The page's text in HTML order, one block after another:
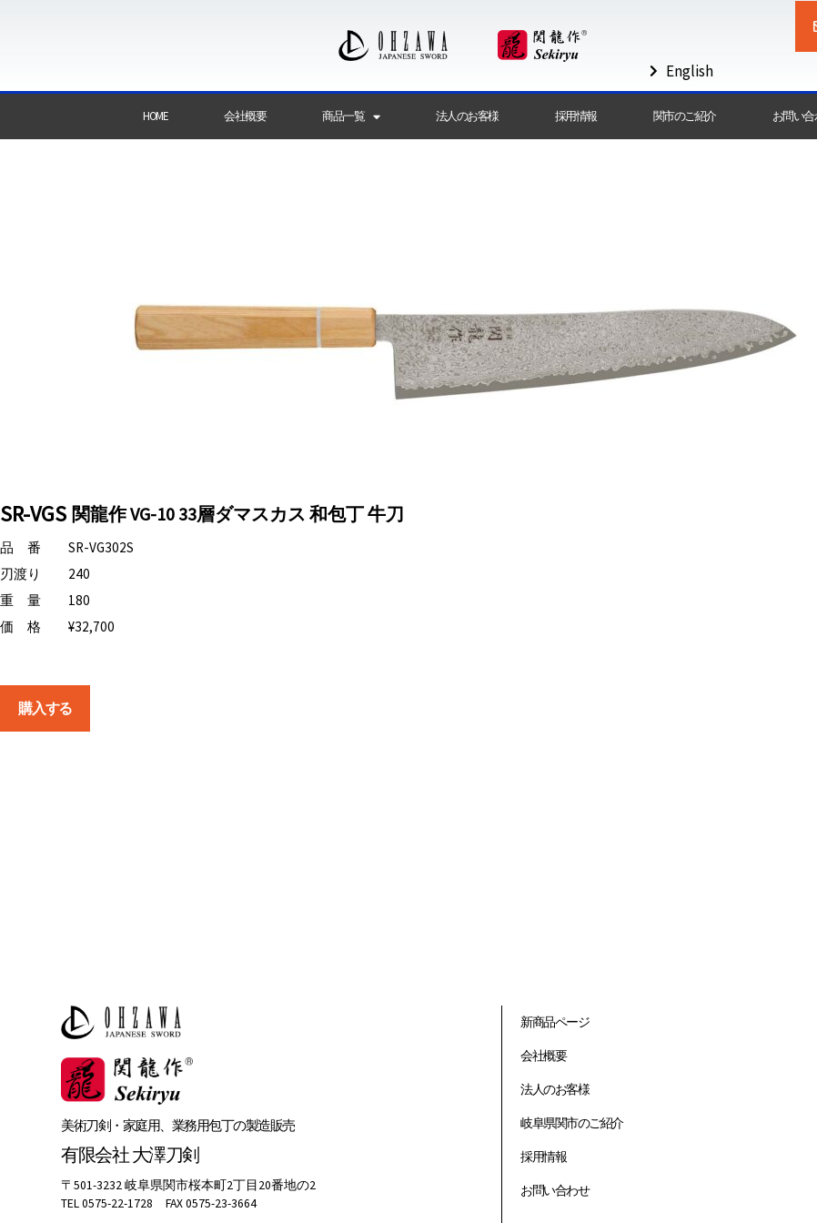
English
HOME 会社概要 商品一覧 法人のお客様 採用情報 関市のご紹介 お問い
SR-VGS 関龍作 VG-10 33層ダマスカス 和包丁 牛刀
品 番
刃渡り
重 量
価 格
SR-VG302S
240
180
¥32,700
購入する
美術刀剣・家庭用、業務用包丁の製造販売
有限会社 大澤刀剣
〒501-3232 岐阜県関市桜本町2丁目20番地の2
TEL 0575-22-1728 FAX 0575-23-3664
新商品ページ
会社概要
法人のお客様
岐阜県関市のご紹介
採用情報
お問い合わせ